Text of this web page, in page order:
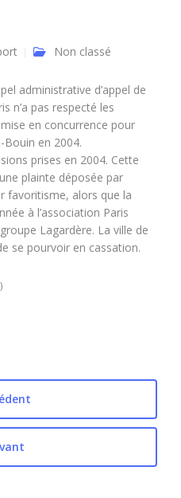
Non classé
administrative d’appel de
n’a pas respecté les
en concurrence pour
Bouin en 2004.
prises en 2004. Cette
plainte déposée par
favoritisme, alors que la
à l’association Paris
Lagardère. La ville de
se pourvoir en cassation.